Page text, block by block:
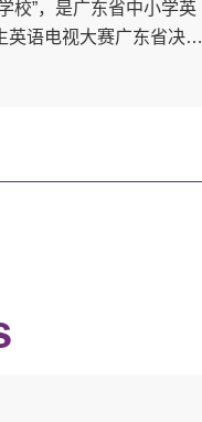
校”，是广东省中小学英
英语电视大赛广东省决赛